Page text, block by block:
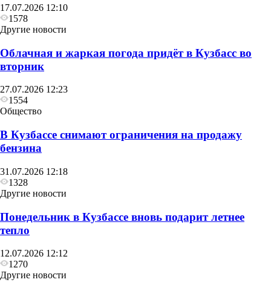
17.07.2026 12:10
1578
Другие новости
Облачная и жаркая погода придёт в Кузбасс во
вторник
27.07.2026 12:23
1554
Общество
В Кузбассе снимают ограничения на продажу
бензина
31.07.2026 12:18
1328
Другие новости
Понедельник в Кузбассе вновь подарит летнее
тепло
12.07.2026 12:12
1270
Другие новости